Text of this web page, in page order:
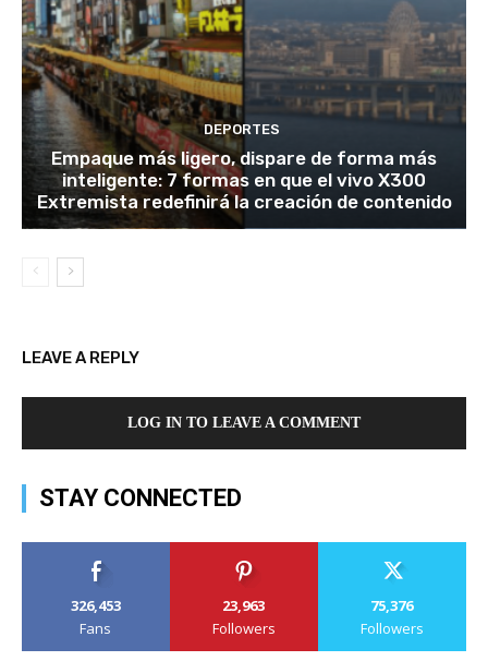
DEPORTES
Empaque más ligero, dispare de forma más
inteligente: 7 formas en que el vivo X300
Extremista redefinirá la creación de contenido
LEAVE A REPLY
LOG IN TO LEAVE A COMMENT
STAY CONNECTED
326,453
Fans
23,963
Followers
75,376
Followers